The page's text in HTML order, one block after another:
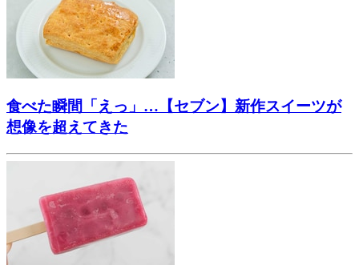
食べた瞬間「えっ」…【セブン】新作スイーツが
想像を超えてきた